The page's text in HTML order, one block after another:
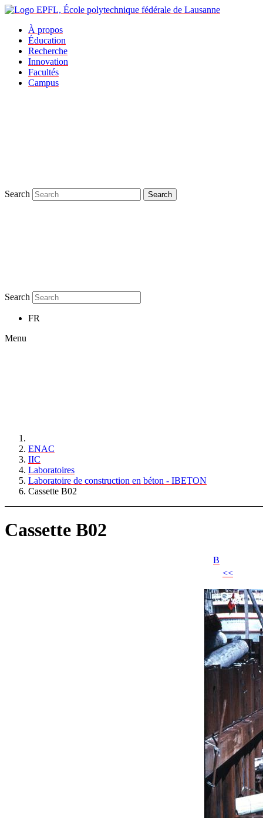
À propos
Éducation
Recherche
Innovation
Facultés
Campus
Search Search
Search
FR
Menu
ENAC
IIC
Laboratoires
Laboratoire de construction en béton - IBETON
Cassette B02
Cassette B02
B
<<